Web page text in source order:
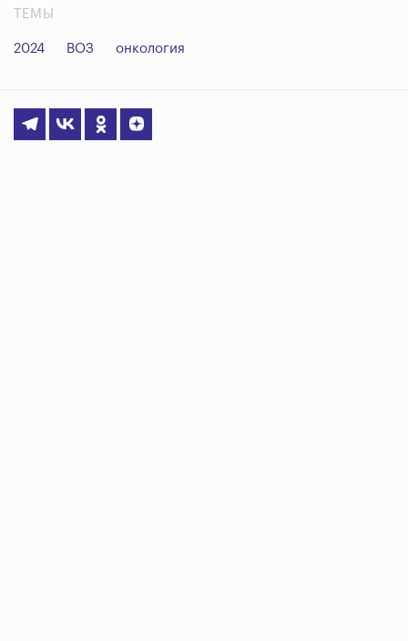
ТЕМЫ
2024 ВОЗ онкология